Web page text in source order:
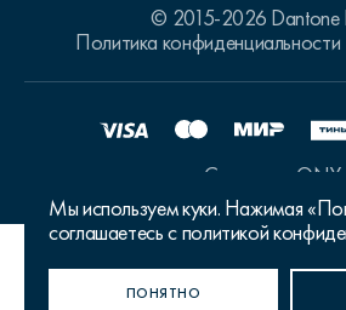
ДА, ВЕРНО
Мы используем куки. Нажимая
соглашаетесь с политикой
ПОНЯТНО
© 2015-2026 Dantone
Политика конфиденциальности
Сделано в ONY